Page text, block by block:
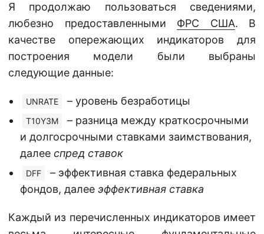
Я продолжаю пользоваться сведениями,
любезно предоставленными ФРС США. В
качестве опережающих индикаторов для
построения модели были выбраны
следующие данные:
UNRATE – уровень безработицы
T10Y3M
– разница между краткосрочными
и долгосрочными ставками заимствования,
далее спред ставок
DFF
– эффективная ставка федеральных
фондов, далее эффективная ставка
Каждый из перечисленных индикаторов имеет